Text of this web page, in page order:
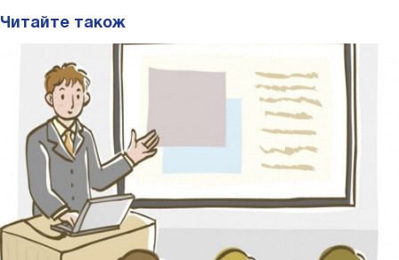
Читайте також